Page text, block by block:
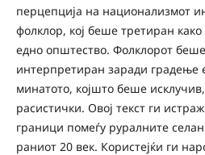
перцепција на национализмот
фолклор, кој беше третиран како
едно општество. Фолклорот
интерпретиран заради градење
минатото, којшто беше
расистички. Овој текст ги
граници помеѓу руралните
раниот 20 век. Користејќи ги